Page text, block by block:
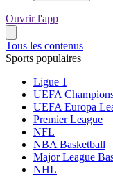
Ouvrir l'app
Tous les contenus
Sports populaires
Ligue 1
UEFA
UEFA Europa
Premier League
NFL
NBA Basketball
Major League
NHL